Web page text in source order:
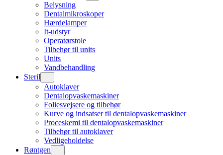
Belysning
Dentalmikroskoper
Hærdelamper
It-udstyr
Operatørstole
Tilbehør til units
Units
Vandbehandling
Steril
Autoklaver
Dentalopvaskemaskiner
Foliesvejsere og tilbehør
Kurve og indsatser til dentalopvaskemaskiner
Proceskemi til dentalopvaskemaskiner
Tilbehør til autoklaver
Vedligeholdelse
Røntgen